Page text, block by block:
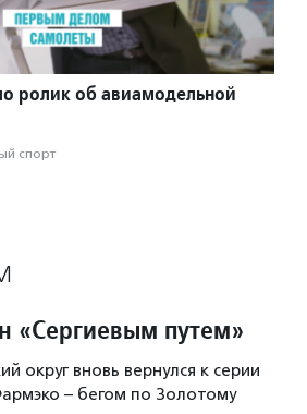
ролик об авиамодельной
спорт
«Сергиевым путем»
округ вновь вернулся к серии
– бегом по Золотому